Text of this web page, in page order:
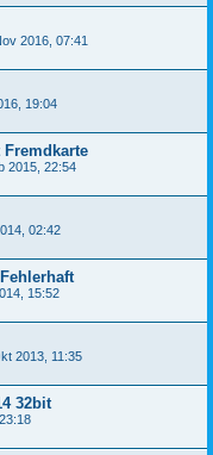
2016, 07:41
19:04
2015, 22:54
02:42
15:52
2013, 11:35
32bit